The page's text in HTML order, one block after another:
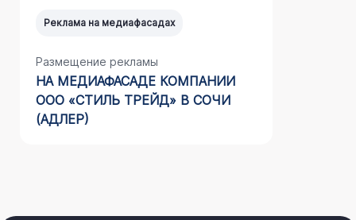
Реклама на медиафасадах
Размещение рекламы
НА МЕДИАФАСАДЕ КОМПАНИИ
ООО «СТИЛЬ ТРЕЙД» В СОЧИ
(АДЛЕР)